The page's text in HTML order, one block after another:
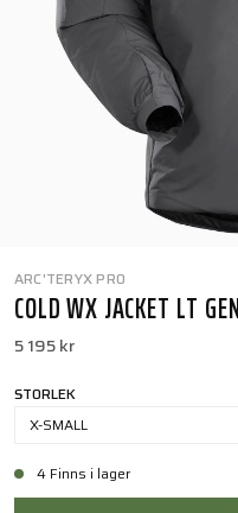
ARC'TERYX PRO
COLD WX JACKET LT
5 195 kr
STORLEK
X-SMALL
4 Finns i lager